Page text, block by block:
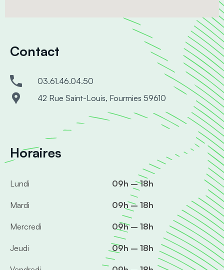
Contact
03.61.46.04.50
42 Rue Saint-Louis, Fourmies 59610
Horaires
Lundi 09h – 18h
Mardi 09h – 18h
Mercredi 09h – 18h
Jeudi 09h – 18h